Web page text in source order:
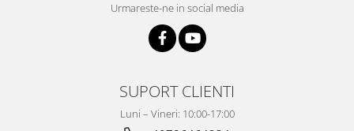
Urmareste-ne in social media
SUPORT CLIENTI
Luni – Vineri: 10:00-17:00